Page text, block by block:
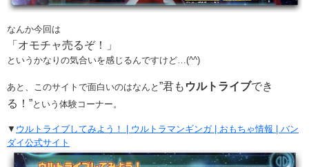
なんか今回は
「オモチャ売るぞ！」
というかなりの気合いを感じるんですけど…(^^)
あと、このサイトで面白いのはなんと ”君も ウルトライブでき
る！”という体験コーナー。
▼ ウルトライブしてみよう！ | ウルトラマンギンガ | おもちゃ情報 | バン
ダイ公式サイト